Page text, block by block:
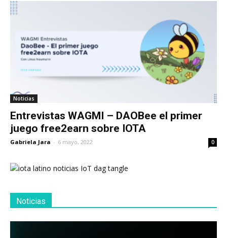
Noticias
Entrevistas WAGMI – DAOBee el primer
juego free2earn sobre IOTA
Gabriela Jara - 6 mayo, 2022 0
Noticias